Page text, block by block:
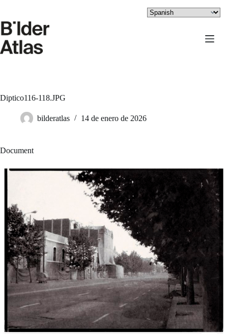
contenido
Diptico116-118.JPG
bilderatlas 14 de enero de 2026
Document